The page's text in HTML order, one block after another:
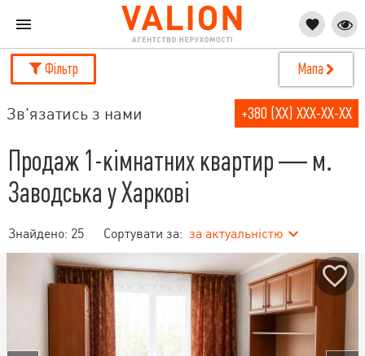
Фільтр Мапа
Зв'язатись з нами +380 (XX) XXX-XX-XX
Продаж 1-кімнатних квартир — м.
Заводська у Харкові
Знайдено: 25 Сортувати за: за актуальністю